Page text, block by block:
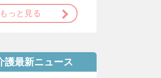
もっと見る
護最新ニュース